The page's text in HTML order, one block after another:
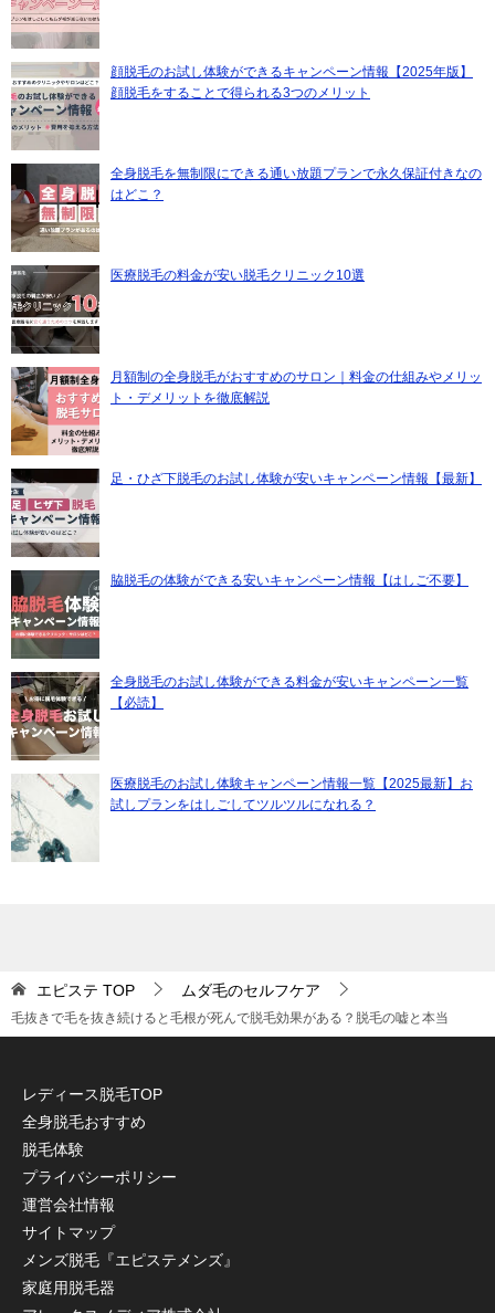
顔脱毛のお試し体験ができるキャンペーン情報【2025年版】
顔脱毛をすることで得られる3つのメリット
全身脱毛を無制限にできる通い放題プランで永久保証付きなの
はどこ？
医療脱毛の料金が安い脱毛クリニック10選
月額制の全身脱毛がおすすめのサロン｜料金の仕組みやメリッ
ト・デメリットを徹底解説
足・ひざ下脱毛のお試し体験が安いキャンペーン情報【最新】
脇脱毛の体験ができる安いキャンペーン情報【はしご不要】
全身脱毛のお試し体験ができる料金が安いキャンペーン一覧
【必読】
医療脱毛のお試し体験キャンペーン情報一覧【2025最新】お
試しプランをはしごしてツルツルになれる？
エピステ TOP ムダ毛のセルフケア
毛抜きで毛を抜き続けると毛根が死んで脱毛効果がある？脱毛の嘘と本当
レディース脱毛TOP
全身脱毛おすすめ
脱毛体験
プライバシーポリシー
運営会社情報
サイトマップ
メンズ脱毛『エピステメンズ』
家庭用脱毛器